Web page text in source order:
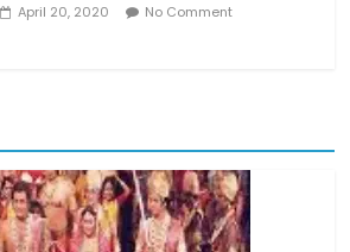
April 20, 2020 No Comment